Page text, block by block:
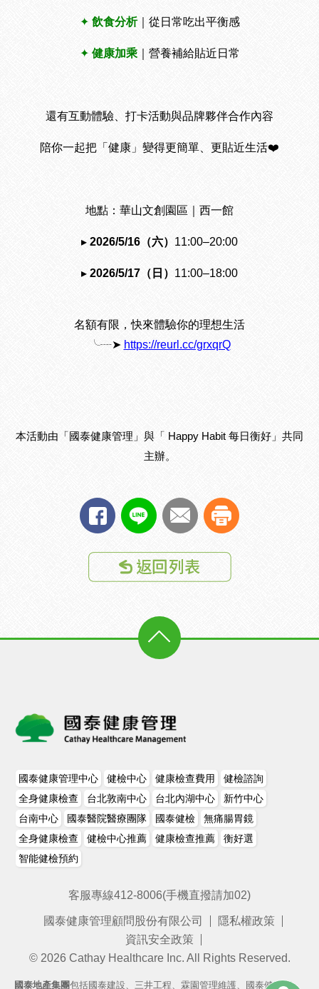
✦ 飲食分析｜從日常吃出平衡感
✦ 健康加乘｜營養補給貼近日常
還有互動體驗、打卡活動與品牌夥伴合作內容
陪你一起把「健康」變得更簡單、更貼近生活❤️
地點：華山文創園區｜西一館
▸ 2026/5/16（六） 11:00–20:00
▸ 2026/5/17（日） 11:00–18:00
名額有限，快來體驗你的理想生活
╰┈➤ https://reurl.cc/grxqrQ
本活動由「國泰健康管理」與「 Happy Habit 每日衡好」共同
主辦。
國泰健康管理中心 健檢中心 健康檢查費用
健檢諮詢
全身健康檢查
台北敦南中心 台北內湖中心
新竹中心
台南中心
國泰醫院醫療團隊 國泰健檢
無痛腸胃鏡
全身健康檢查
健檢中心推薦 健康檢查推薦
衡好選
智能健檢預約
客服專線412-8006(手機直撥請加02)
國泰健康管理顧問股份有限公司
隱私權政策
資訊安全政策
© 2026 Cathay Healthcare Inc. All Rights Reserved.
國泰地產集團包括國泰建設、三井工程、霖園管理維護、國泰健康管